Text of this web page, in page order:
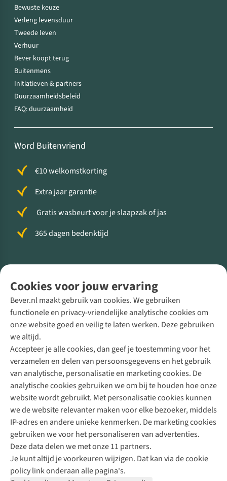
Cookies voor jouw ervaring
Bever.nl maakt gebruik van cookies. We gebruiken
functionele en privacy-vriendelijke analytische cookies om
onze website goed en veilig te laten werken. Deze gebruiken
we altijd.
Accepteer je alle cookies, dan geef je toestemming voor het
verzamelen en delen van persoonsgegevens en het gebruik
van analytische, personalisatie en marketing cookies. De
analytische cookies gebruiken we om bij te houden hoe onze
website wordt gebruikt. Met personalisatie cookies kunnen
we de website relevanter maken voor elke bezoeker, middels
IP-adres en andere unieke kenmerken. De marketing cookies
gebruiken we voor het personaliseren van advertenties.
Deze data delen we met onze 11 partners.
Je kunt altijd je voorkeuren wijzigen. Dat kan via de cookie
policy link onderaan alle pagina's.
Bewuste keuze
Verleng levensduur
Tweede leven
Verhuur
Bever koopt terug
Buitenmens
Initiatieven & partners
Duurzaamheidsbeleid
FAQ: duurzaamheid
Word Buitenvriend
€10 welkomstkorting
Extra jaar garantie
Gratis wasbeurt voor je slaapzak of jas
365 dagen bedenktijd
Direct advies van een Buitenexpert
+31 (0)85 888 50 88
+31 6 12 28 49 80
Contactformulier